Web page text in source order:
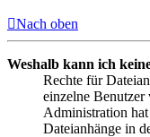
Nach oben
Weshalb kann ich
Rechte für
einzelne
Administration
Dateianhänge in